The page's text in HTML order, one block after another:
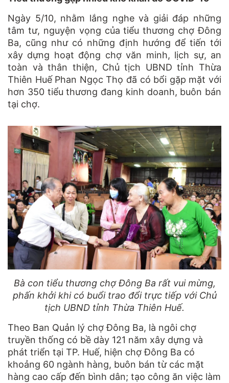
Ngày 5/10, nhằm lắng nghe và giải đáp những
tâm tư, nguyện vọng của tiểu thương chợ Đông
Ba, cũng như có những định hướng để tiến tới
xây dựng hoạt động chợ văn minh, lịch sự, an
toàn và thân thiện, Chủ tịch UBND tỉnh Thừa
Thiên Huế Phan Ngọc Thọ đã có bổi gặp mặt với
hơn 350 tiểu thương đang kinh doanh, buôn bán
tại chợ.
Bà con tiểu thương chợ Đông Ba rất vui mừng,
phấn khởi khi có buổi trao đổi trực tiếp với Chủ
tịch UBND tỉnh Thừa Thiên Huế.
Theo Ban Quản lý chợ Đông Ba, là ngôi chợ
truyền thống có bề dày 121 năm xây dựng và
phát triển tại TP. Huế, hiện chợ Đông Ba có
khoảng 60 ngành hàng, buôn bán từ các mặt
hàng cao cấp đến bình dân; tạo công ăn việc làm